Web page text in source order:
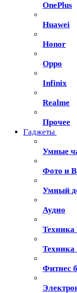
OnePlus
Huawei
Honor
Oppo
Infinix
Realme
Прочее
Гаджеты
Умные
Фото и
Умный
Аудио
Техника
Фитнес